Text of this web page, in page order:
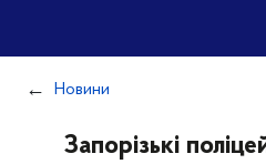
Новини
Запорізькі